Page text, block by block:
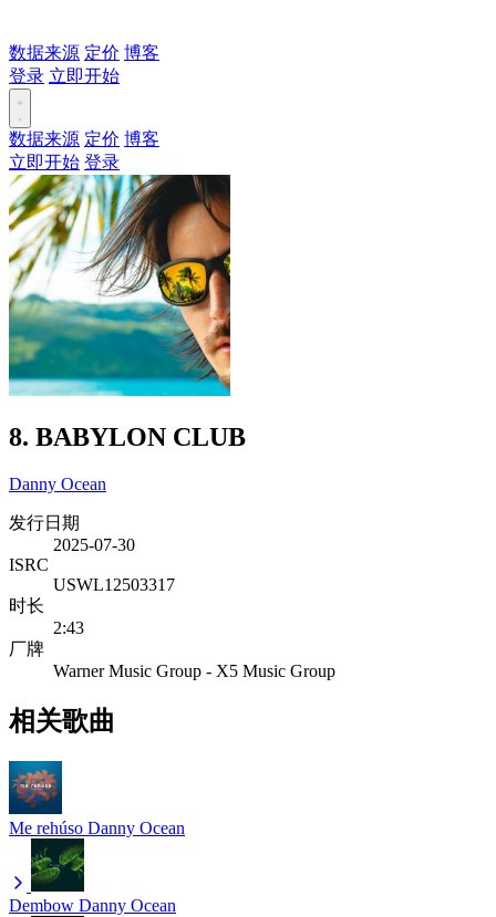
数据来源 定价 博客
登录 立即开始
数据来源 定价 博客
立即开始 登录
8. BABYLON CLUB
Danny Ocean
发行日期
2025-07-30
ISRC
USWL12503317
时长
2:43
厂牌
Warner Music Group - X5 Music Group
相关歌曲
Me rehúso Danny Ocean
Dembow Danny Ocean